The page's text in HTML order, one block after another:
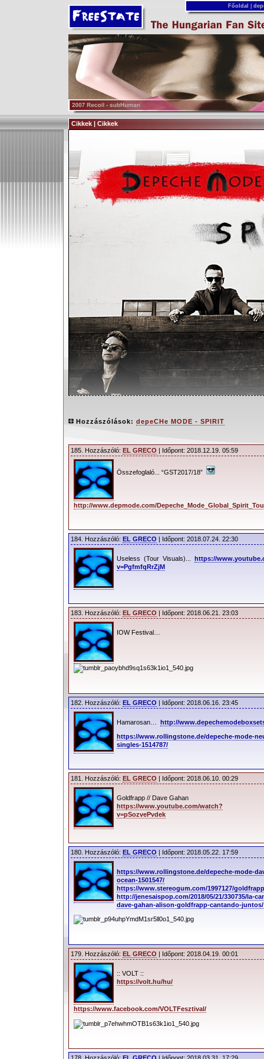
Főoldal
Cikkek | Cikkek
depeCHe MODE - SPIRIT
várakozásoknak megfelelően
jelentkezik adepeCHe MODE;
újdM-albumok.
A szokás szerint
szünet után új producerrel,
az új felvételi időszaknak. A
Delta Machine) tehát véget ért, így a
állítólag a sokáig közszájon forgó
Lanois
Simian Mobile Disco
igencsak felkapott producernek
The Machine, aFoals, vagy éppen a
Daveelmondta, hogy
Machinerajongó – talán ez is
fiatalember mellett.
Hozzászólások: depeCHe MODE - SPIRIT
185. Hozzászóló: EL GRECO | Időpont: 2018.12.19. 05:59
Összefoglaló... “GST2017/18”
http://www.depmode.com/
184. Hozzászóló: EL GRECO | Időpont: 2018.07.24. 22:30
Useless (Tour Visuals)... https://
v=PgfmfqRrZjM
183. Hozzászóló: EL GRECO | Időpont: 2018.06.21. 23:03
IOW Festival…
182. Hozzászóló: EL GRECO | Időpont: 2018.06.16. 23:45
Hamarosan… http://
https://www.rollingstone.de/depeche-mode-
singles-1514787/
181. Hozzászóló: EL GRECO | Időpont: 2018.06.10. 00:29
Goldfrapp // Dave Gahan
https://www.youtube.com/watch?
v=pSozvePvdek
180. Hozzászóló: EL GRECO | Időpont: 2018.05.22. 17:59
https://www.rollingstone.de/depeche-mode-
ocean-1501547/
https://www.stereogum.com/1997127/
http://jenesaispop.com/2018/05/21/330735/la-
dave-gahan-alison-goldfrapp-cantando-juntos/
179. Hozzászóló: EL GRECO | Időpont: 2018.04.19. 00:01
:: VOLT ::
https://volt.hu/hu/
https://www.facebook.com/VOLTFesztival/